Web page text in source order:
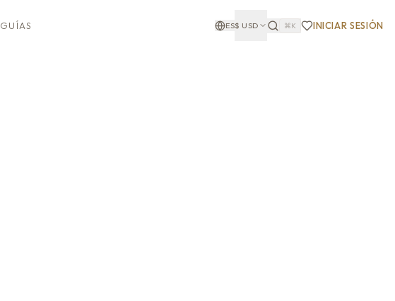
GUÍAS ES$ USD ⌘K INICIAR SESIÓN